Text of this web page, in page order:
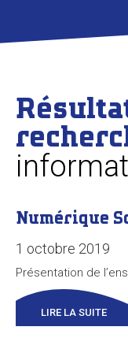
Numérique
1 octobre 2019
Présentation de
LIRE LA SUITE